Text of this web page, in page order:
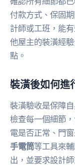
付款方式、保固
計師或工班，能
他屋主的裝潢經
點。
裝潢後如何進
裝潢驗收是保障
檢查每一個細節
電是否正常、門
手電筒等工具來
出，並要求設計